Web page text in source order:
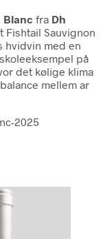
Blanc fra Dh
Fishtail Sauvignon
hvidvin med en
på
det kølige klima
mellem ar
2025